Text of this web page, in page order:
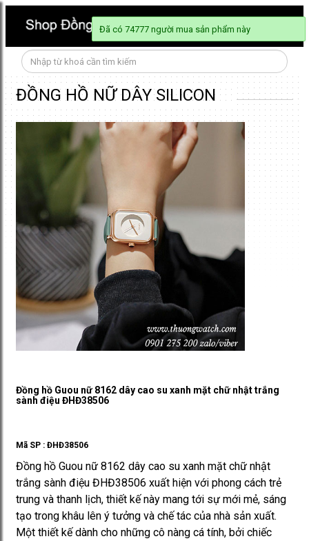
ĐỒNG HỒ NỮ DÂY SILICON
Đồng hồ Guou nữ 8162 dây cao su xanh mặt chữ nhật trắng
sành điệu ĐHĐ38506
Mã SP : ĐHĐ38506
Đồng hồ Guou nữ 8162 dây cao su xanh mặt chữ nhật
trắng sành điệu ĐHĐ38506 xuất hiện với phong cách trẻ
trung và thanh lịch, thiết kế này mang tới sự mới mẻ, sáng
tạo trong khâu lên ý tưởng và chế tác của nhà sản xuất.
Một thiết kế dành cho những cô nàng cá tính, bởi chiếc
Đã có 74777